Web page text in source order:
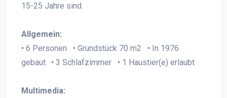
15-25 Jahre sind.
Allgemein:
• 6 Personen • Grundstück 70 m2 • In 1976
gebaut. • 3 Schlafzimmer • 1 Haustier(e) erlaubt
Multimedia: